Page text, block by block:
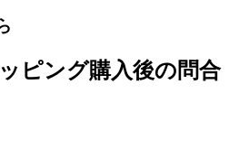
ピング購入後の問合